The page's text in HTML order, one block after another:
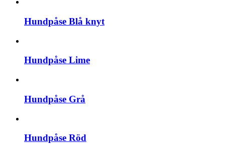
Hundpåse Blå knyt
Hundpåse Lime
Hundpåse Grå
Hundpåse Röd